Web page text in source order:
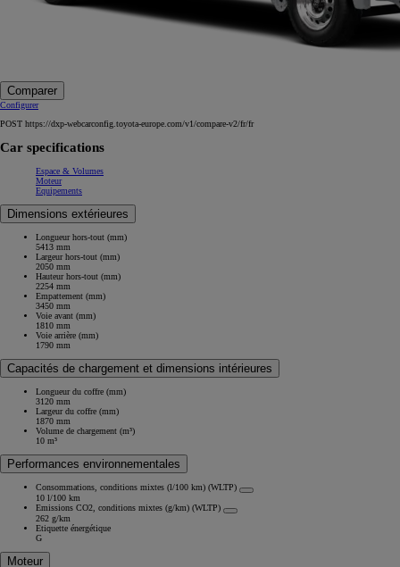
Comparer
Configurer
POST https://dxp-webcarconfig.toyota-europe.com/v1/compare-v2/fr/fr
Car specifications
Espace & Volumes
Moteur
Equipements
Dimensions extérieures
Longueur hors-tout (mm)
5413 mm
Largeur hors-tout (mm)
2050 mm
Hauteur hors-tout (mm)
2254 mm
Empattement (mm)
3450 mm
Voie avant (mm)
1810 mm
Voie arrière (mm)
1790 mm
Capacités de chargement et dimensions intérieures
Longueur du coffre (mm)
3120 mm
Largeur du coffre (mm)
1870 mm
Volume de chargement (m³)
10 m³
Performances environnementales
Consommations, conditions mixtes (l/100 km) (WLTP)
10 l/100 km
Emissions CO2, conditions mixtes (g/km) (WLTP)
262 g/km
Etiquette énergétique
G
Moteur